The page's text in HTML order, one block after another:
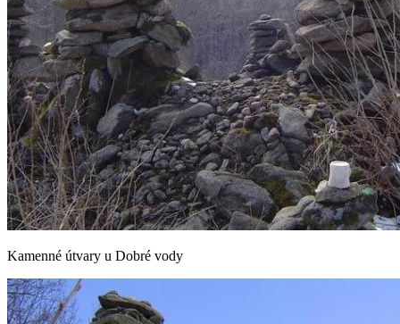
Kamenné útvary u Dobré vody